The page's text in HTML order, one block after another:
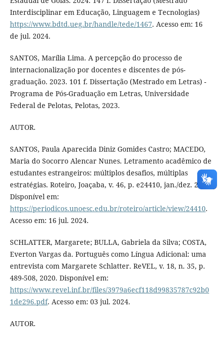
Interdisciplinar em Educação, Linguagem e Tecnologias)
https://www.bdtd.ueg.br/handle/tede/1467. Acesso em: 16
de jul. 2024.
SANTOS, Marília Lima. A percepção do processo de
internacionalização por docentes e discentes de pós-
graduação. 2023. 101 f. Dissertação (Mestrado em Letras) -
Programa de Pós-Graduação em Letras, Universidade
Federal de Pelotas, Pelotas, 2023.
AUTOR.
SANTOS, Paula Aparecida Diniz Gomides Castro; MACEDO,
Maria do Socorro Alencar Nunes. Letramento acadêmico de
estudantes estrangeiros: múltiplos desafios, múltiplas
estratégias. Roteiro, Joaçaba, v. 46, p. e24410, jan./dez. 2021.
Disponível em:
https://periodicos.unoesc.edu.br/roteiro/article/view/24410.
Acesso em: 16 jul. 2024.
SCHLATTER, Margarete; BULLA, Gabriela da Silva; COSTA,
Everton Vargas da. Português como Língua Adicional: uma
entrevista com Margarete Schlatter. ReVEL, v. 18, n. 35, p.
489-508, 2020. Disponível em:
https://www.revel.inf.br/files/3979a6ecf118d99835787c92b0
1de296.pdf. Acesso em: 03 jul. 2024.
AUTOR.